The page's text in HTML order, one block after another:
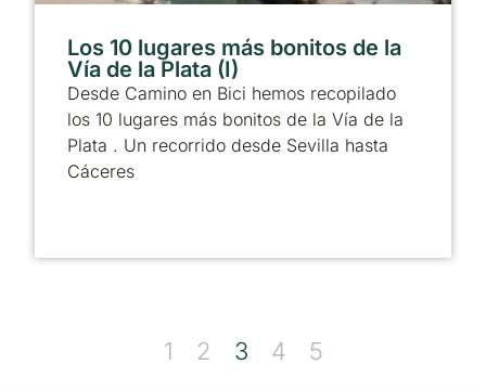
Los 10 lugares más bonitos de la
Vía de la Plata (I)
Desde Camino en Bici hemos recopilado
los 10 lugares más bonitos de la Vía de la
Plata . Un recorrido desde Sevilla hasta
Cáceres
1 2 3 4 5